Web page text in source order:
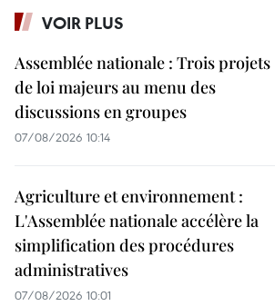
VOIR PLUS
Assemblée nationale : Trois projets
de loi majeurs au menu des
discussions en groupes
07/08/2026 10:14
Agriculture et environnement :
L'Assemblée nationale accélère la
simplification des procédures
administratives
07/08/2026 10:01